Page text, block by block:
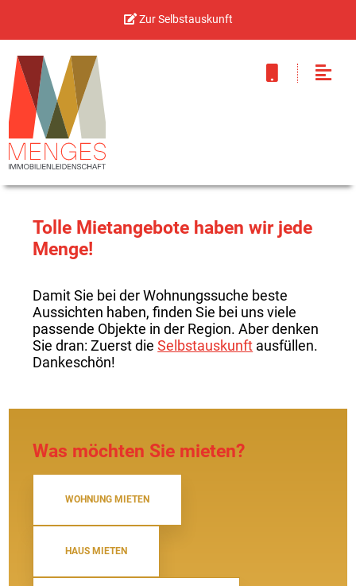
Zur Selbstauskunft
Tolle Mietangebote haben wir jede
Menge!
Damit Sie bei der Wohnungssuche beste
Aussichten haben, finden Sie bei uns viele
passende Objekte in der Region. Aber denken
Sie dran: Zuerst dieSelbstauskunft ausfüllen.
Dankeschön!
Was möchten Sie mieten?
WOHNUNG MIETEN
HAUS MIETEN